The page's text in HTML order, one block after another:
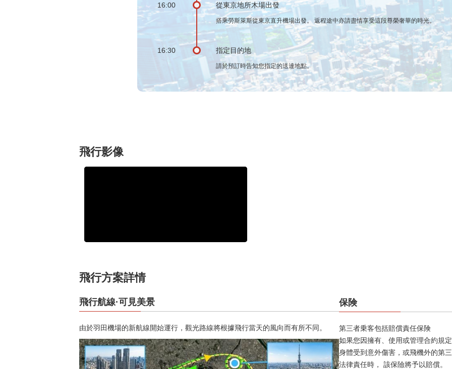
16:00 從東京地所木場出發
搭乘勞斯萊斯從東京直升機場出發。 返程途中亦請盡情享受這段尊榮奢華的時光。
16:30 指定目的地
請於預訂時告知您指定的送達地點。
飛行影像
飛行方案詳情
飛行航線·可見美景
由於羽田機場的新航線開始運行，觀光路線將根據飛行當天的風向而有所不同。
保険
第三者乗客包括賠償責任保険
如果您因擁有、使用或管理合約規
身體受到意外傷害，或飛機外的第
法律責任時， 該保險將予以賠償。